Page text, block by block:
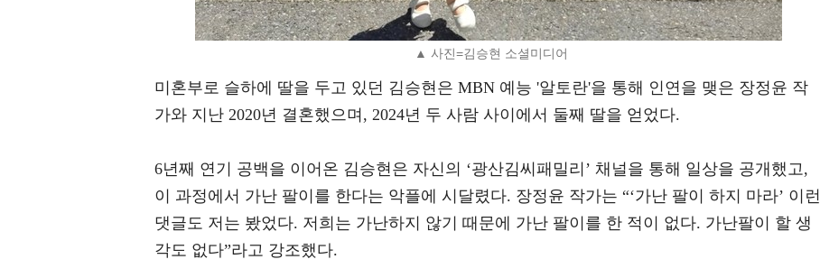
▲ 사진=김승현 소셜미디어
미혼부로 슬하에 딸을 두고 있던 김승현은 MBN 예능 '알토란'을 통해 인연을 맺은 장정윤 작
가와 지난 2020년 결혼했으며, 2024년 두 사람 사이에서 둘째 딸을 얻었다.
6년째 연기 공백을 이어온 김승현은 자신의 ‘광산김씨패밀리’ 채널을 통해 일상을 공개했고,
이 과정에서 가난 팔이를 한다는 악플에 시달렸다. 장정윤 작가는 “‘가난 팔이 하지 마라’ 이런
댓글도 저는 봤었다. 저희는 가난하지 않기 때문에 가난 팔이를 한 적이 없다. 가난팔이 할 생
각도 없다”라고 강조했다.